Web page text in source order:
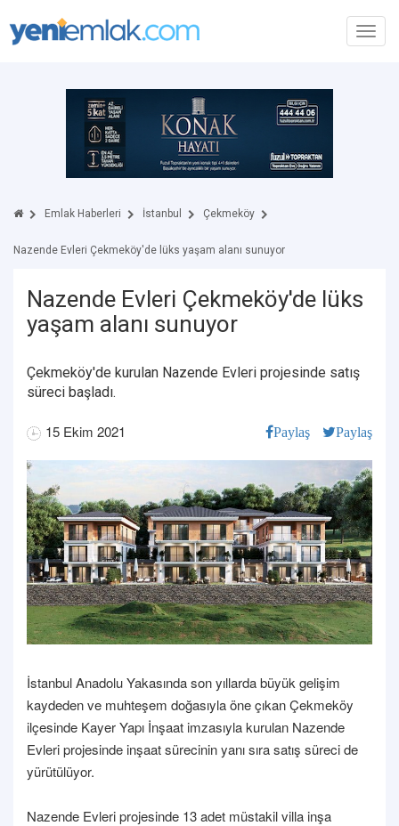
Emlak Haberleri İstanbul Çekmeköy
Nazende Evleri Çekmeköy'de lüks yaşam alanı sunuyor
Nazende Evleri Çekmeköy'de lüks
yaşam alanı sunuyor
Çekmeköy'de kurulan Nazende Evleri projesinde satış
süreci başladı.
15 Ekim 2021 Paylaş Paylaş
İstanbul Anadolu Yakasında son yıllarda büyük gelişim
kaydeden ve muhteşem doğasıyla öne çıkan Çekmeköy
ilçesinde Kayer Yapı İnşaat imzasıyla kurulan Nazende
Evleri projesinde inşaat sürecinin yanı sıra satış süreci de
yürütülüyor.
Nazende Evleri projesinde 13 adet müstakil villa inşa